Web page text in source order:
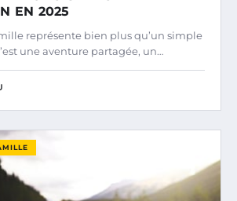
EN 2025
représente bien plus qu’un simple
une aventure partagée, un…